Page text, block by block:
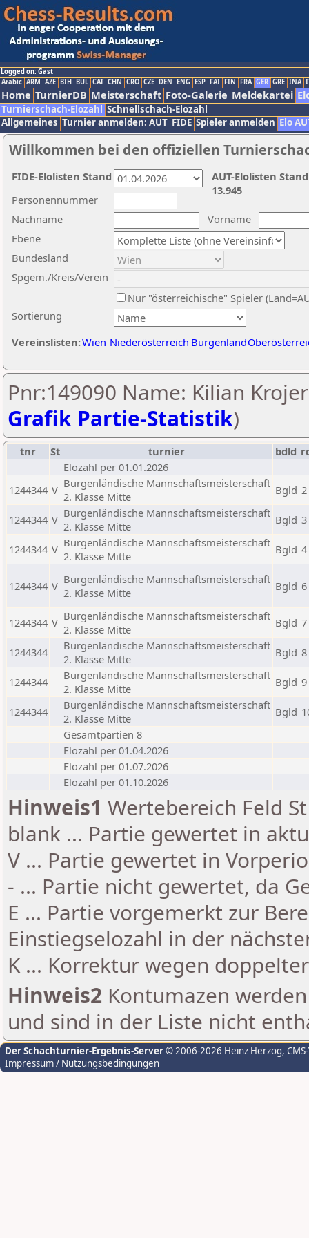
Logged on: Gast
Arabic ARM AZE BIH BUL CAT CHN CRO CZE DEN ENG ESP FAI FIN FRA GER GRE INA
Home TurnierDB Meisterschaft Foto-Galerie Meldekartei
Turnierschach-Elozahl Schnellschach-Elozahl
Allgemeines Turnier anmelden: AUT FIDE Spieler anmelden Elo
Willkommen bei den offiziellen
Nachname
Vorname
Ebene
Sortierung
Personennummer
Bundesland
Spgem./Kreis/Verein
Nur "österreichische" Spieler
Vereinslisten:Wien Niederösterreich Burgenland
AUT-Elolisten
13.945
FIDE-Elolisten Stand
Pnr:149090 Name: Kilian
Grafik Partie-Statistik)
tnr St turnier bdld
Elozahl per 01.01.2026
1244344 V Burgenländische Mannschaftsmeisterschaft
2. Klasse Mitte
Bgld 2
1244344 V Burgenländische Mannschaftsmeisterschaft
2. Klasse Mitte
Bgld 3
1244344 V Burgenländische Mannschaftsmeisterschaft
2. Klasse Mitte
Bgld 4
1244344 V Burgenländische Mannschaftsmeisterschaft
2. Klasse Mitte
Bgld 6
1244344 V Burgenländische Mannschaftsmeisterschaft
2. Klasse Mitte
Bgld 7
1244344
Burgenländische Mannschaftsmeisterschaft
2. Klasse Mitte
Bgld 8
1244344
Burgenländische Mannschaftsmeisterschaft
2. Klasse Mitte
Bgld 9
1244344
Burgenländische Mannschaftsmeisterschaft
2. Klasse Mitte
Bgld
Gesamtpartien 8
Elozahl per 01.04.2026
Elozahl per 01.07.2026
Elozahl per 01.10.2026
Hinweis1 Wertebereich Feld
blank ... Partie gewertet in
V ... Partie gewertet in
- ... Partie nicht gewertet, da
E ... Partie vorgemerkt zur
Einstiegselozahl in der
K ... Korrektur wegen
Hinweis2 Kontumazen
und sind in der Liste nicht
Der Schachturnier-Ergebnis-Server© 2006-2026 Heinz Herzog,
Impressum / Nutzungsbedingungen